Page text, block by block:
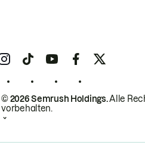
© 2026 Semrush Holdings.Alle
vorbehalten.